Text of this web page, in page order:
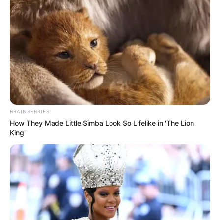
këtë rreshtim do ta kishim më të lehtë. Unë 3-5-2 e kam
përdorur vetëm një vit te Napoli, por më pas edhe te Lazio
kam përdorur skemën 4-3-3, që është edhe rreshtimi im i
preferuar. Megjithatë për të luajtur me këtë rreshtim, duhet
të kesh disa siguri në planin difensiv dhe mbi të gjitha disa
lojtarë me karakteristika të caktuara dhe në këtë pikë, nuk
mund ta aplikojmë për momentin këtë skemë. Ndoshta në
të ardhmen mund ta bëjmë, por nuk mendoj se ka të bëjë
skema, pasi çdo rreshtim sjell rezultat, nëse është ai i
përshtatshmi, apo efikasi për lojtarët që ke në dispozicion.
Ndryshimet nga Islanda te Moldavia –“Doja të provoja
ndonjë që nuk kishte luajtur, por kaq ndryshime je thuajse i
që ndonjëri mund të jetë lodhur, Doja të provoja edhe në
zonën e qendrës së fushës, ku aktivizova Ramadanin. Doja
të fusja edhe Qosen, që gjatë javës më kishte treguar disa
gjëra interesante, por është pak të shohësh një lojtar për
15-20 minuta, pasi duhet një ndeshje e plotë. Kishte disa që
i njohja më herët dhe kam bërë këtë zgjidhje, duke
ndryshuar dy pykat, pasi në Islandë më duhej skuadër
BRAINBERRIES
How They Made Little Simba Look So Lifelike in 'The Lion
King'